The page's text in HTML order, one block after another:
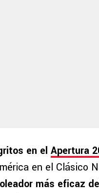
en el Apertura
en el Clásico
más eficaz